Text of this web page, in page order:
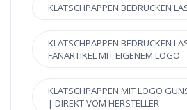
KLATSCHPAPPEN BEDRUCKEN
KLATSCHPAPPEN BEDRUCKEN
FANARTIKEL MIT EIGENEM LOGO
KLATSCHPAPPEN MIT LOGO
| DIREKT VOM HERSTELLER